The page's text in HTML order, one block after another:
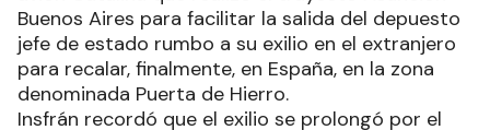
Buenos Aires para facilitar la salida del depuesto
jefe de estado rumbo a su exilio en el extranjero
para recalar, finalmente, en España, en la zona
denominada Puerta de Hierro.
Insfrán recordó que el exilio se prolongó por el